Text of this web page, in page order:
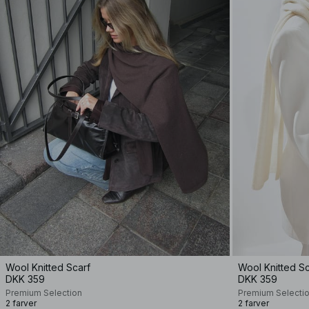
Wool Knitted Scarf
DKK 359
Premium Selection
2 farver
Wool Knitted
DKK 359
Premium
2 farver